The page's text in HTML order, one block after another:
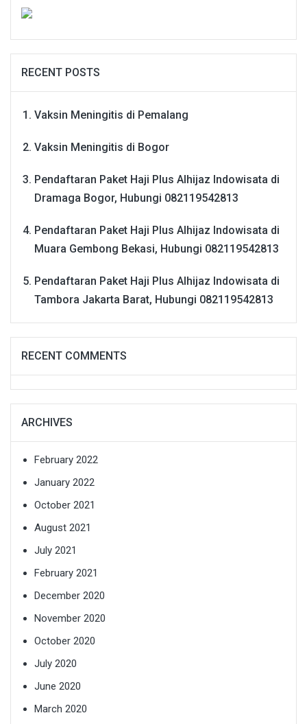
RECENT POSTS
Vaksin Meningitis di Pemalang
Vaksin Meningitis di Bogor
Pendaftaran Paket Haji Plus Alhijaz Indowisata di
Dramaga Bogor, Hubungi 082119542813
Pendaftaran Paket Haji Plus Alhijaz Indowisata di
Muara Gembong Bekasi, Hubungi 082119542813
Pendaftaran Paket Haji Plus Alhijaz Indowisata di
Tambora Jakarta Barat, Hubungi 082119542813
RECENT COMMENTS
ARCHIVES
February 2022
January 2022
October 2021
August 2021
July 2021
February 2021
December 2020
November 2020
October 2020
July 2020
June 2020
March 2020